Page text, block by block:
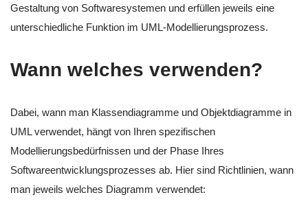
Gestaltung von Softwaresystemen und erfüllen jeweils eine
unterschiedliche Funktion im UML-Modellierungsprozess.
Wann welches verwenden?
Dabei, wann man Klassendiagramme und Objektdiagramme in
UML verwendet, hängt von Ihren spezifischen
Modellierungsbedürfnissen und der Phase Ihres
Softwareentwicklungsprozesses ab. Hier sind Richtlinien, wann
man jeweils welches Diagramm verwendet: